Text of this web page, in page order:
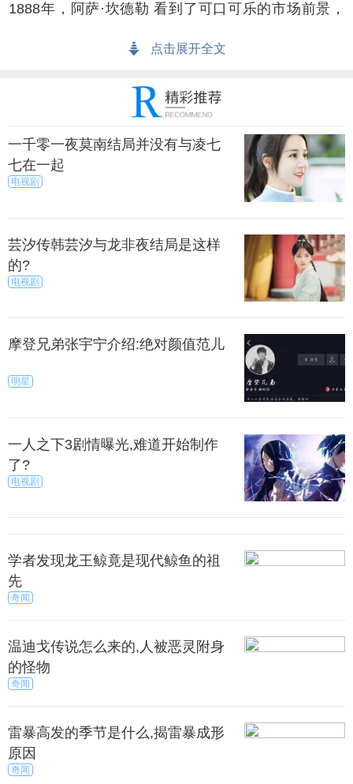
年，阿萨·坎德勒 看到了可口可乐的市场前景，
始把制造饮品的原液销售给其他药店，同时也开始在
预算已达100,000美元。
使可口可乐大展拳脚的，是两位美国律师。他们
到当时可口可乐公司的老板阿萨·坎德勒的办公室，提
出一个创新的商业合作方式，就是由可口可乐公司售
他们自己投资生产的公司及售卖点，将糖浆兑
水、装瓶、出售，按可口可乐公司的要求生产及品质
保证。坎德勒在1899年以1美元的价格售出这种饮料第
可乐公司允许他们利用可口可乐的商标，做广
告，这个特别的装瓶系统，从此产生可口可乐的工厂
遍地开花。
种成分就是古柯（Coca）的叶子和可拉（Kola）
的果实，罗宾逊为了整齐划一，将Kola的K改C，然后
在两个词中间加一横，于是Coca-Cola便诞生了，第一
份可口可乐售价为五美分。
年初，可口可乐在上海新推出一款无糖汽水饮料
点击展开全文
一千零一夜莫南结局并没有与凌七
七在一起
电视剧
芸汐传韩芸汐与龙非夜结局是这样
的?
电视剧
摩登兄弟张宇宁介绍:绝对颜值范儿
明星
一人之下3剧情曝光,难道开始制作
了?
电视剧
学者发现龙王鲸竟是现代鲸鱼的祖
先
奇闻
温迪戈传说怎么来的,人被恶灵附身
的怪物
奇闻
雷暴高发的季节是什么,揭雷暴成形
原因
奇闻